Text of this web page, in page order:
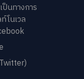
นทางการ
โนเวล